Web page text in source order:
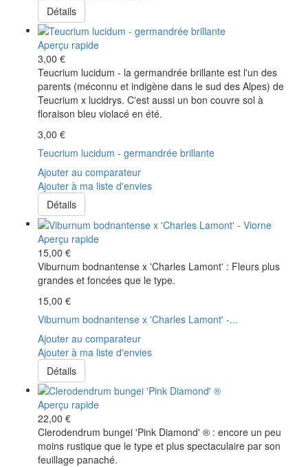
Détails
Aperçu rapide
3,00 €
Teucrium lucidum - la germandrée brillante est l'un des
parents (méconnu et indigène dans le sud des Alpes) de
Teucrium x lucidrys. C'est aussi un bon couvre sol à
floraison bleu violacé en été.
3,00 €
Teucrium lucidum - germandrée brillante
Ajouter au comparateur
Ajouter à ma liste d'envies
Détails
Aperçu rapide
15,00 €
Viburnum bodnantense x 'Charles Lamont' : Fleurs plus
grandes et foncées que le type.
15,00 €
Viburnum bodnantense x 'Charles Lamont' -...
Ajouter au comparateur
Ajouter à ma liste d'envies
Détails
Aperçu rapide
22,00 €
Clerodendrum bungei 'Pink Diamond' ® : encore un peu
moins rustique que le type et plus spectaculaire par son
feuillage panaché.